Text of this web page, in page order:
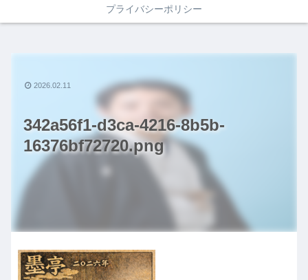
プライバシーポリシー
342a56f1-d3ca-4216-8b5b-
16376bf72720.png
2026.02.11